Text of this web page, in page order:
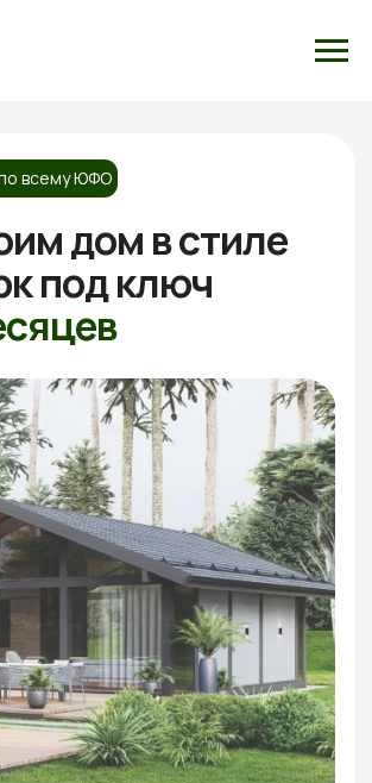
домв стиле
ключ
проектов
стоимости
своего дома
100% и получите
бесплатно